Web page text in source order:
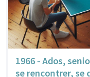
1966 - Ados,
se rencontrer, se